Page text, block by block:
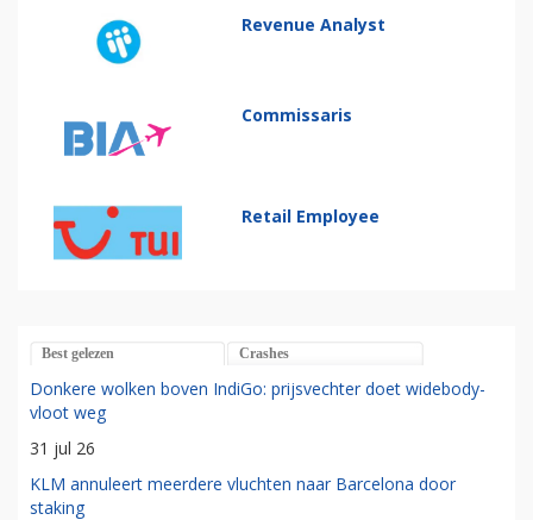
Revenue Analyst
Commissaris
Retail Employee
Best gelezen Crashes
Donkere wolken boven IndiGo: prijsvechter doet widebody-
vloot weg
31 jul 26
KLM annuleert meerdere vluchten naar Barcelona door
staking